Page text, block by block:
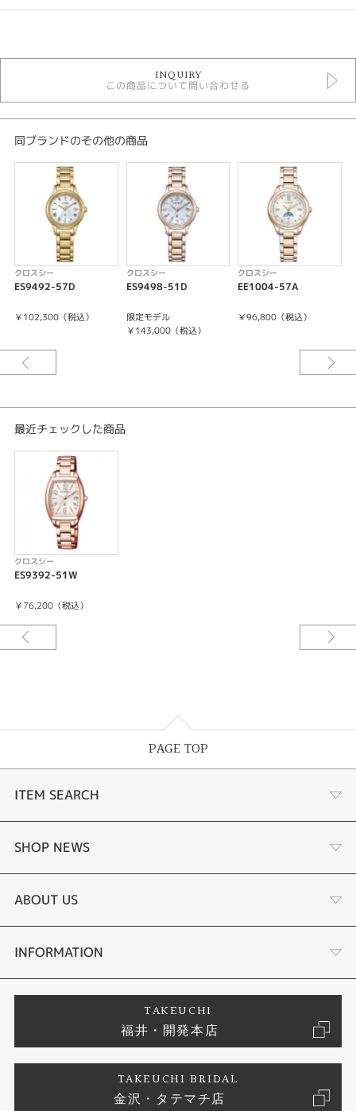
時計
金属ベルト
ソーラー電波
クロスシー
クロスシー ＞ basicコレクション
5気圧防水以下
レディース 腕時計
腕時計
紹介文
パーフェックス搭載
日中米欧電波受信
定時受信機能
強制受信機能
充電警告機能
ワールドタイム機能（24都市）
サマータイム機能
INQUIRY
この商品について問い合わせる
同ブランドのその他の商品
クロスシー
ES9492-57D
￥102,300（税込）
クロスシー
ES9498-51D
限定モデル
￥143,000（税込）
クロスシー
EE1004-57A
￥96,800（税込）
最近チェックした商品
クロスシー
ES9392-51W
￥76,200（税込）
PAGE TOP
ITEM SEARCH
婚約指輪
結婚指輪
セットリング
婚約ネックレス
エタニティリング
SHOP NEWS
ふくい時計宝石修理研究所
タケウチのこだわり
プロポーズサポート
ブランドリスト
ジュエリーリフォーム
ABOUT US
会社概要
お客様の声
INFORMATION
プライバシーポリシー
TAKEUCHI
福井・開発本店
TAKEUCHI BRIDAL
金沢・タテマチ店